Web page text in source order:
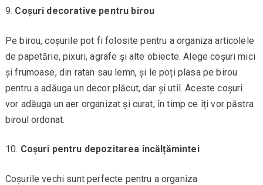
Coșuri decorative pentru birou
Pe birou, coșurile pot fi folosite pentru a organiza articolele
de papetărie, pixuri, agrafe și alte obiecte. Alege coșuri mici
și frumoase, din ratan sau lemn, și le poți plasa pe birou
pentru a adăuga un decor plăcut, dar și util. Aceste coșuri
vor adăuga un aer organizat și curat, în timp ce îți vor păstra
biroul ordonat.
Coșuri pentru depozitarea încălțămintei
Coșurile vechi sunt perfecte pentru a organiza